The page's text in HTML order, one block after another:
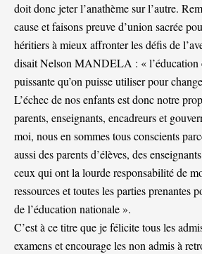
doit donc jeter l’anathème sur l’autre.
cause et faisons preuve d’union sacrée
héritiers à mieux affronter les défis de
disait Nelson MANDELA : « l’éducation
puissante qu’on puisse utiliser pour
L’échec de nos enfants est donc notre
parents, enseignants, encadreurs et
moi, nous en sommes tous conscients
aussi des parents d’élèves, des
ceux qui ont la lourde responsabilité de
ressources et toutes les parties prenantes
de l’éducation nationale ».
C’est à ce titre que je félicite tous les
examens et encourage les non admis à